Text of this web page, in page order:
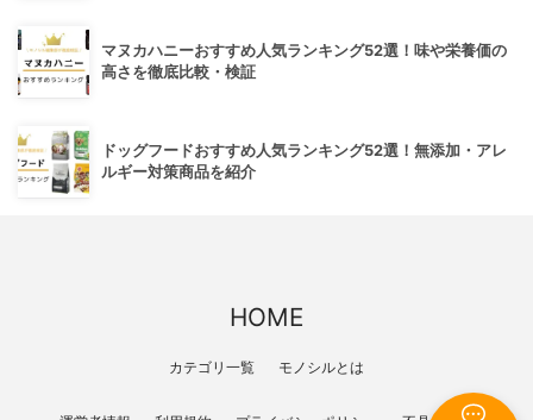
マヌカハニーおすすめ人気ランキング52選！味や栄養価の
高さを徹底比較・検証
ドッグフードおすすめ人気ランキング52選！無添加・アレ
ルギー対策商品を紹介
HOME
カテゴリ一覧 モノシルとは